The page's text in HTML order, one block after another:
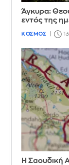
Άγκυρα:
εντός της
ΚΟΣΜΟΣ
Η Σαουδική